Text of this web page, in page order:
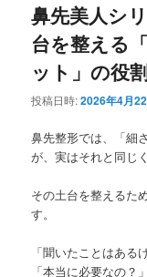
鼻先美人シ
台を整える
ット」の役
投稿日時:2026年4月
鼻先整形では、「細
が、実はそれと同じ
その土台を整えるた
す。
「聞いたことはある
「本当に必要なの？」